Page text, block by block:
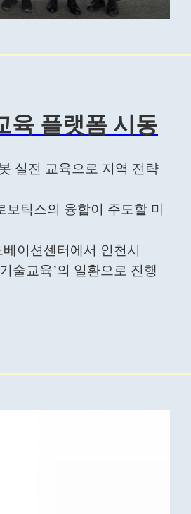
육 플랫폼 시동
실전 교육으로 지역 전략
틱스의 융합이 주도할 미
이션센터에서 인천시
술교육’의 일환으로 진행